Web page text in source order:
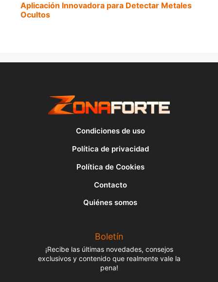
Aplicación Innovadora para Detectar Metales
Ocultos
Condiciones de uso
Política de privacidad
Política de Cookies
Contacto
Quiénes somos
Boletín
¡Recibe las últimas novedades, consejos
exclusivos y contenido que realmente vale la
pena!